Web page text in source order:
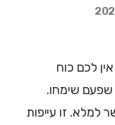
אין לכם כוח
שימחו.
למלא. זו עייפות